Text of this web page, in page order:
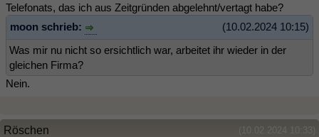
Telefonats, das ich aus Zeitgründen abgelehnt/vertagt habe?
(10.02.2024 10:15)
moon schrieb:
Was mir nu nicht so ersichtlich war, arbeitet ihr wieder in der
gleichen Firma?
Nein.
(10.02.2024 10:33)
Röschen